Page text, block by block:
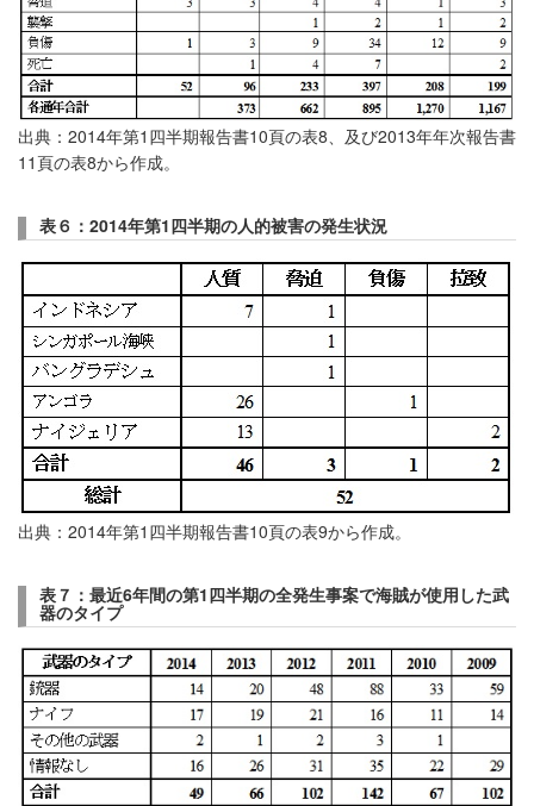
出典：2014年第1四半期報告書10頁の表8、及び2013年年次報告書
11頁の表8から作成。
表６：2014年第1四半期の人的被害の発生状況
出典：2014年第1四半期報告書10頁の表9から作成。
表７：最近6年間の第1四半期の全発生事案で海賊が使用した武
器のタイプ